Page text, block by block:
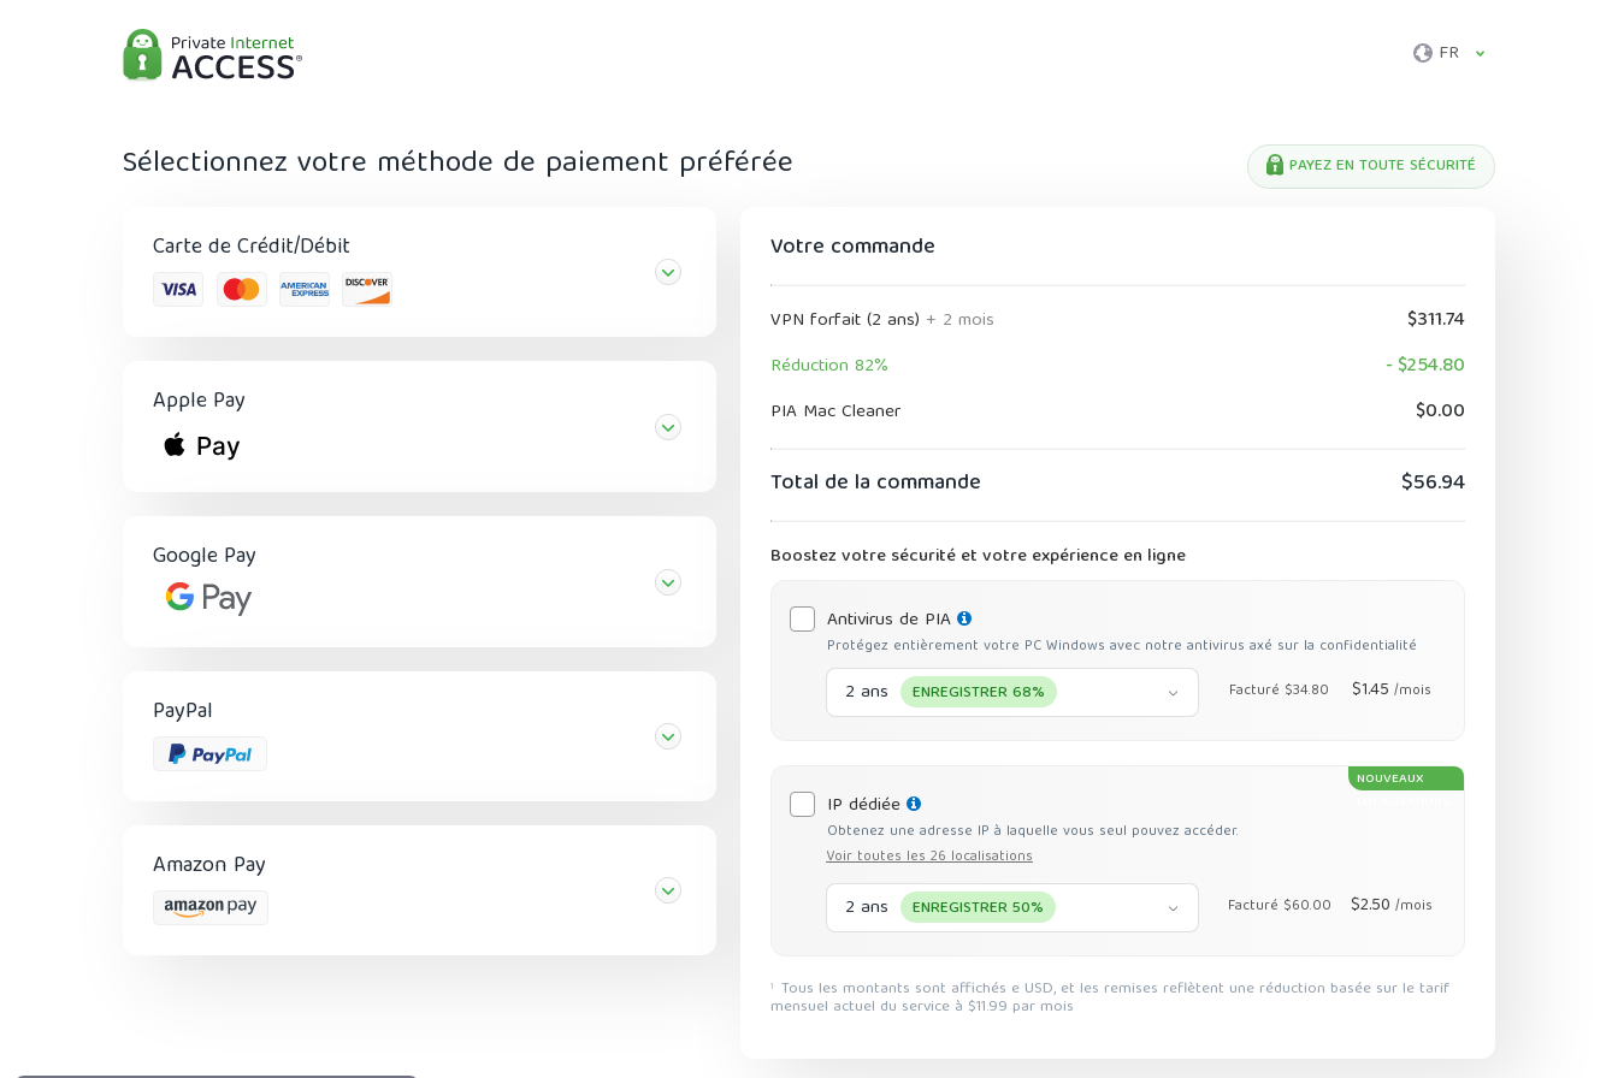
FR
Sélectionnez votre méthode de paiement préférée PAYEZ EN TOUTE SÉCURITÉ
Carte de Crédit/Débit
Apple Pay
Google Pay
PayPal
Amazon Pay
Votre commande
VPN forfait (2 ans) + 2 mois $311.74
Réduction 82% - $254.80
PIA Mac Cleaner $0.00
Total de la commande $56.94
Boostez votre sécurité et votre expérience en ligne
Antivirus de PIA
Protégez entièrement votre PC Windows avec notre antivirus axé sur la confidentialité
2 ans ENREGISTRER 68% $1.45 /mois
Facturé $34.80
NOUVEAUX
IP dédiée
Obtenez une adresse IP à laquelle vous seul pouvez accéder.
Voir toutes les 26 localisations
2 ans ENREGISTRER 50% $2.50 /mois
Facturé $60.00
1 Tous les montants sont affichés e USD, et les remises reflètent une réduction basée sur le tarif
mensuel actuel du service à $11.99 par mois